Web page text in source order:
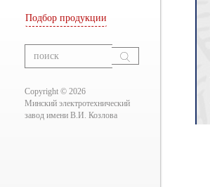
Подбор продукции
Copyright © 2026
Минский электротехнический
завод имени В.И. Козлова